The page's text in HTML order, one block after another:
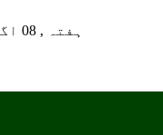
ہفتہ , 08 اگست 2026 ء